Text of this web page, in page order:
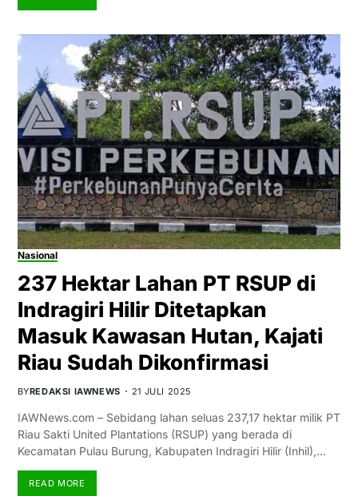
Nasional
237 Hektar Lahan PT RSUP di
Indragiri Hilir Ditetapkan
Masuk Kawasan Hutan, Kajati
Riau Sudah Dikonfirmasi
BYREDAKSI IAWNEWS 21 JULI 2025
IAWNews.com – Sebidang lahan seluas 237,17 hektar milik PT
Riau Sakti United Plantations (RSUP) yang berada di
Kecamatan Pulau Burung, Kabupaten Indragiri Hilir (Inhil),…
READ MORE